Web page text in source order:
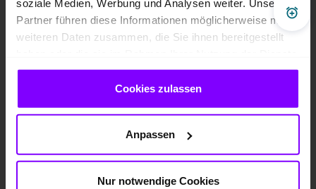
soziale Medien, Werbung und Analysen weiter. Unsere
Partner führen diese Informationen möglicherweise mit
weiteren Daten zusammen, die Sie ihnen bereitgestellt
gesammelt haben.
Cookies zulassen
Anpassen
Nur notwendige Cookies